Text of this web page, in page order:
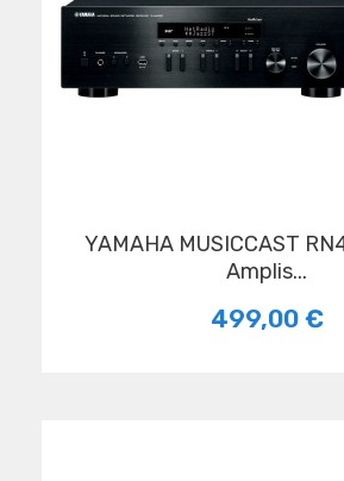
YAMAHA MUSICCAST RN402 D NOIR
Amplis...
499,00 €